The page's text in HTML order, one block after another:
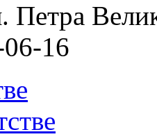
Петра
16